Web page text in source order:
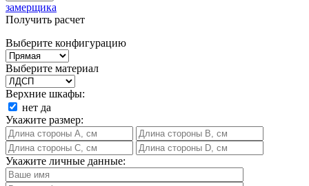
замерщика
Получить расчет
Выберите конфигурацию
Выберите материал
Верхние шкафы:
нет да
Укажите размер:
Укажите личные данные: